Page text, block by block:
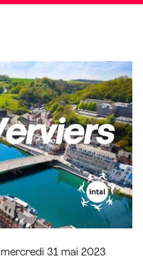
mercredi 31 mai 2023